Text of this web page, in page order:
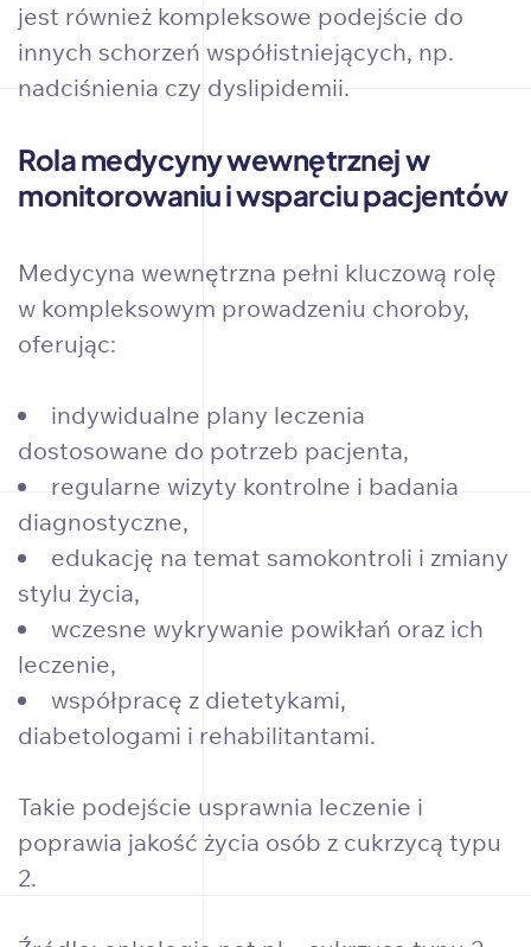
jest również kompleksowe podejście do
innych schorzeń współistniejących, np.
nadciśnienia czy dyslipidemii.
Rola medycyny wewnętrznej w
monitorowaniu i wsparciu pacjentów
Medycyna wewnętrzna pełni kluczową rolę
w kompleksowym prowadzeniu choroby,
oferując:
indywidualne plany leczenia
dostosowane do potrzeb pacjenta,
regularne wizyty kontrolne i badania
diagnostyczne,
edukację na temat samokontroli i zmiany
stylu życia,
wczesne wykrywanie powikłań oraz ich
leczenie,
współpracę z dietetykami,
diabetologami i rehabilitantami.
Takie podejście usprawnia leczenie i
poprawia jakość życia osób z cukrzycą typu
2.